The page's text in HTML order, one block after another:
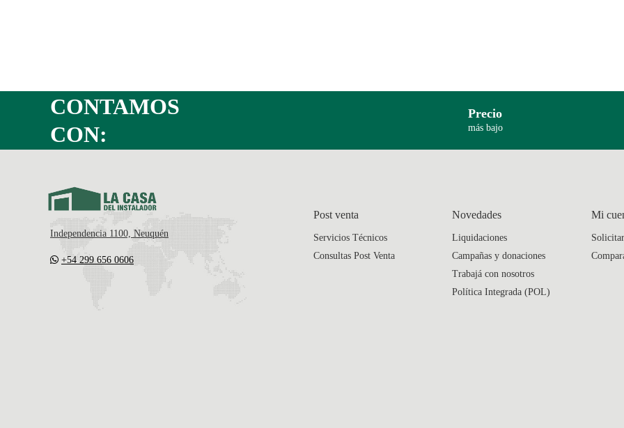
CONTAMOS
CON:
Precio
más bajo
Independencia 1100, Neuquén
+54 299 656 0606
Post venta
Servicios Técnicos
Consultas Post Venta
Novedades
Liquidaciones
Campañas y donaciones
Trabajá con nosotros
Política Integrada (POL)
Mi